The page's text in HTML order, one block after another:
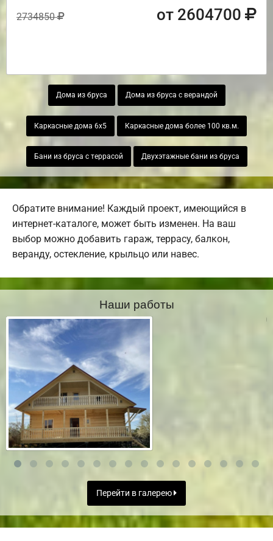
2734850 от 2604700
Дома из бруса Дома из бруса с верандой
Каркасные дома 6х5 Каркасные дома более 100 кв.м.
Бани из бруса с террасой Двухэтажные бани из бруса
Обратите внимание! Каждый проект, имеющийся в
интернет-каталоге, может быть изменен. На ваш
выбор можно добавить гараж, террасу, балкон,
веранду, остекление, крыльцо или навес.
Наши работы
Перейти в галерею